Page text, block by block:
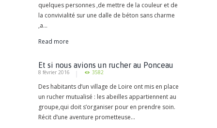
quelques personnes ,de mettre de la couleur et de
la convivialité sur une dalle de béton sans charme
,a...
Read more
Et si nous avions un rucher au Ponceau
8 février 2016 3582
Des habitants d’un village de Loire ont mis en place
un rucher mutualisé : les abeilles appartiennent au
groupe,qui doit s’organiser pour en prendre soin.
Récit d’une aventure prometteuse...